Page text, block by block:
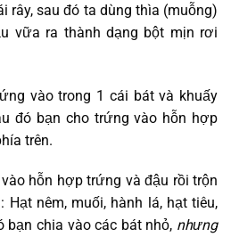
rây, sau đó ta dùng thìa (muỗng)
vữa ra thành dạng bột mịn rơi
vào trong 1 cái bát và khuấy
đó bạn cho trứng vào hỗn hợp
trên.
hỗn hợp trứng và đậu rồi trộn
Hạt nêm, muối, hành lá, hạt tiêu,
bạn chia vào các bát nhỏ, nhưng